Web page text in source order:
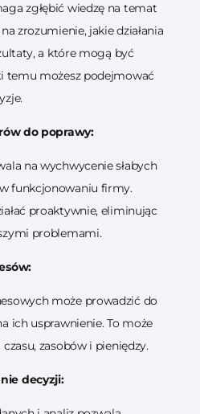
zgłębić wiedzę na temat
zrozumienie, jakie działania
a które mogą być
temu możesz podejmować
do poprawy:
na wychwycenie słabych
funkcjonowaniu firmy.
proaktywnie, eliminując
problemami.
może prowadzić do
ich usprawnienie. To może
zasobów i pieniędzy.
decyzji: